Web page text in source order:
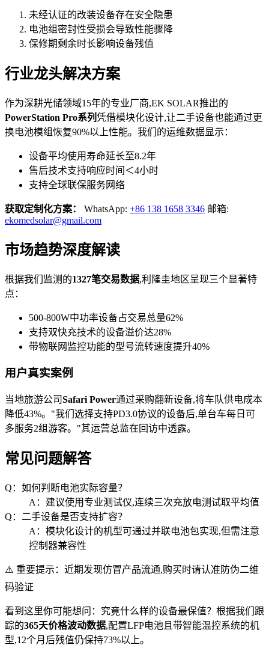
未经认证的改装设备存在安全隐患
电池组密封性受损会导致性能骤降
保修期剩余时长影响设备残值
行业龙头解决方案
作为深耕光储领域15年的专业厂商,EK SOLAR推出的
PowerStation Pro系列凭借模块化设计,让二手设备也能通过更
换电池模组恢复90%以上性能。我们的运维数据显示：
设备平均使用寿命延长至8.2年
售后技术支持响应时间＜4小时
支持全球联保服务网络
获取定制化方案： WhatsApp: +86 138 1658 3346 邮箱:
ekomedsolar@gmail.com
市场趋势深度解读
根据我们监测的1327笔交易数据,利隆圭地区呈现三个显著特
点：
500-800W中功率设备占交易总量62%
支持双快充技术的设备溢价达28%
带物联网监控功能的型号流转速度提升40%
用户真实案例
当地旅游公司Safari Power通过采购翻新设备,将车队供电成本
降低43%。"我们选择支持PD3.0协议的设备后,单台车每日可
多服务2组游客。"其运营总监在回访中透露。
常见问题解答
Q：如何判断电池实际容量？
A：建议使用专业测试仪,连续三次充放电测试取平均值
Q：二手设备是否支持扩容？
A：模块化设计的机型可通过并联电池包实现,但需注意
控制器兼容性
⚠️ 重要提示：近期发现仿冒产品流通,购买时请认准防伪二维
码验证
看到这里你可能想问：究竟什么样的设备最保值？根据我们跟
踪的365天价格波动数据,配置LFP电池且带智能温控系统的机
型,12个月后残值仍保持73%以上。